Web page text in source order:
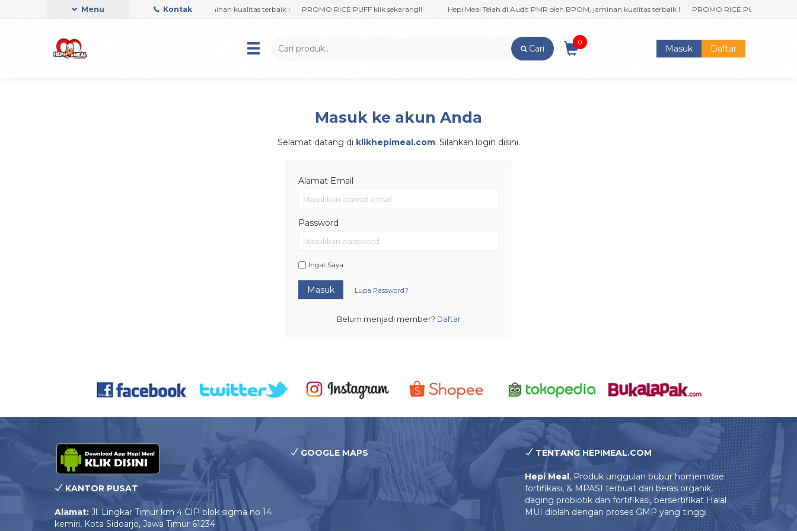
Menu Kontak
Hepi Meal Telah di Audit PMR oleh BPOM, jaminan kualitas terbaik ! PROMO RICE PUFF klik sekarang!! Hepi Meal Telah di Audit PMR oleh BPOM, jaminan kualitas terbaik ! PROMO RICE PUFF klik
Cari
0
Masuk Daftar
Masuk ke akun Anda
Selamat datang di klikhepimeal.com. Silahkan login disini.
Alamat Email
Password
Ingat Saya
Masuk Lupa Password?
Belum menjadi member? Daftar
KANTOR PUSAT
Alamat: Jl. Lingkar Timur km 4 CIP blok sigma no 14
kemiri, Kota Sidoarjo, Jawa Timur 61234
GOOGLE MAPS TENTANG HEPIMEAL.COM
Hepi Meal , Produk unggulan bubur homemdae
fortifikasi, & MPASI terbuat dari beras organik,
daging probiotik dan fortifikasi, bersertifikat Halal
MUI diolah dengan proses GMP yang tinggi